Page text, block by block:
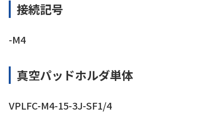
接続記号
-M4
真空パッドホルダ単体
VPLFC-M4-15-3J-SF1/4